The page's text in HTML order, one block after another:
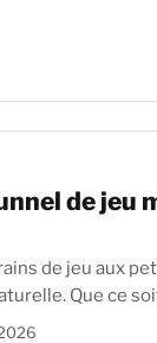
de jeu
de jeu aux
éveille leur